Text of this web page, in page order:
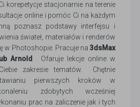
korepetycje stacjonarnie na terenie
online i pomóc Ci na każdym
poznasz podstawy interfejsu i
świateł, materiałów i renderów
w Photoshopie. Pracuje na 3dsMax
Arnold
. Ofaruje lekcje online w
zakresie tematów. Chętnie
pierwszych kroków w
zdobytych wcześniej
prac na zaliczenie jak i tych